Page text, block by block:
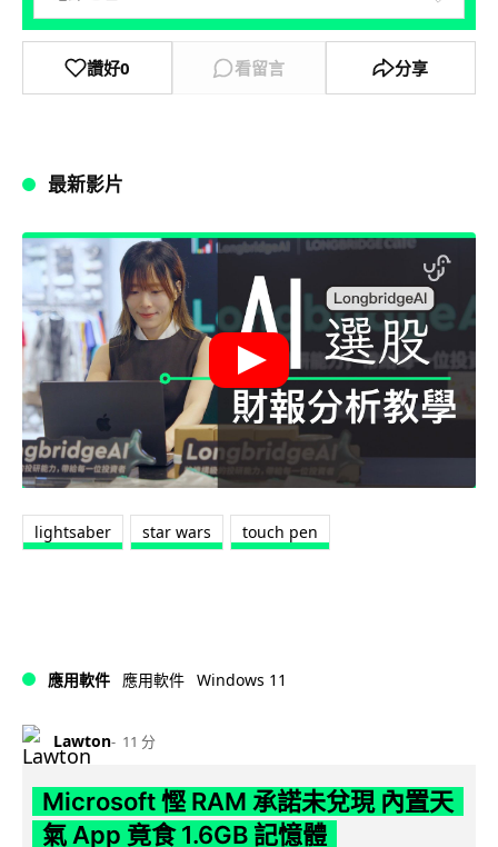
讚好0 看留言 分享
最新影片
lightsaber star wars touch pen
應用軟件 應用軟件 Windows 11
Lawton 11 分
Microsoft 慳 RAM 承諾未兌現 內置天
氣 App 竟食 1.6GB 記憶體